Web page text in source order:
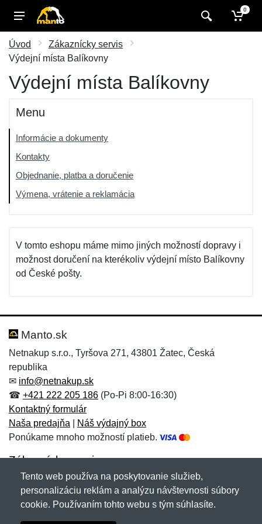
0
Úvod
Zákaznícky servis
Výdejní místa Balíkovny
Výdejní místa Balíkovny
Menu
Informácie a dokumenty
Kontakty
Objednanie, platba a doručenie
Výmena, vrátenie a reklamácia
V tomto eshopu máme mimo jiných možností dopravy i
možnost doručení na kterékoliv výdejní místo Balíkovny
od České pošty.
Manto.sk
Netnakup s.r.o., Tyršova 271, 43801 Žatec, Česká
republika
✉ info@netnakup.sk
☎ +421 222 205 186 (Po-Pi 8:00-16:30)
Kontaktný formulár
Naša predajňa
Náš výdajný box
Ponúkame mnoho možností platieb.
Zákaznícky servis
Novinky emailom
Tento web používa na poskytovanie služieb,
personalizáciu reklám a analýzu návštevnosti súbory
cookie. Používaním tohto webu s tým súhlasíte.